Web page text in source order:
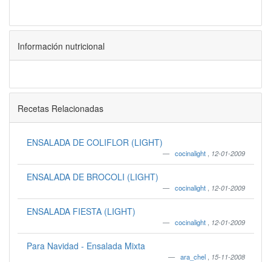
Información nutricional
Recetas Relacionadas
ENSALADA DE COLIFLOR (LIGHT)
cocinalight 12-01-2009
ENSALADA DE BROCOLI (LIGHT)
cocinalight 12-01-2009
ENSALADA FIESTA (LIGHT)
cocinalight 12-01-2009
Para Navidad - Ensalada Mixta
ara_chel 15-11-2008